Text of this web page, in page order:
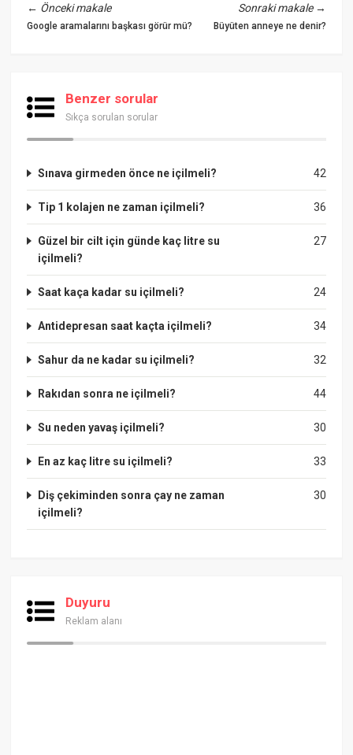
← Önceki makale
Google aramalarını başkası görür mü?
Sonraki makale→
Büyüten anneye ne denir?
Benzer sorular
Sıkça sorulan sorular
42
Sınava girmeden önce ne içilmeli?
36
Tip 1 kolajen ne zaman içilmeli?
27
Güzel bir cilt için günde kaç litre su
içilmeli?
24
Saat kaça kadar su içilmeli?
34
Antidepresan saat kaçta içilmeli?
32
Sahur da ne kadar su içilmeli?
44
Rakıdan sonra ne içilmeli?
30
Su neden yavaş içilmeli?
33
En az kaç litre su içilmeli?
30
Diş çekiminden sonra çay ne zaman
içilmeli?
Duyuru
Reklam alanı